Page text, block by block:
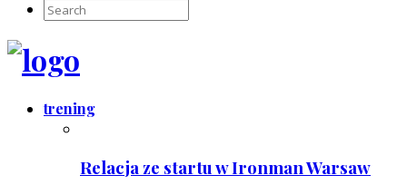
trening
Relacja ze startu w Ironman Warsaw